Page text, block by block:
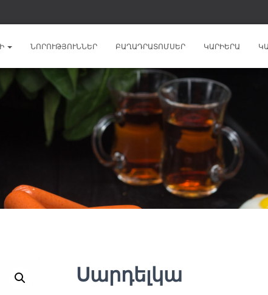
ՆՈՐՈՒԹՅՈՒՆՆԵՐ ԲԱՂԱԴՐԱՏՈՄՍԵՐ ԿԱՐԻԵՐԱ
Սարդելկա